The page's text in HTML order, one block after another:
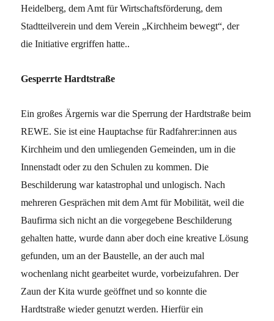
Heidelberg, dem Amt für Wirtschaftsförderung, dem
Stadtteilverein und dem Verein „Kirchheim bewegt“, der
die Initiative ergriffen hatte..
Gesperrte Hardtstraße
Ein großes Ärgernis war die Sperrung der Hardtstraße beim
REWE. Sie ist eine Hauptachse für Radfahrer:innen aus
Kirchheim und den umliegenden Gemeinden, um in die
Innenstadt oder zu den Schulen zu kommen. Die
Beschilderung war katastrophal und unlogisch. Nach
mehreren Gesprächen mit dem Amt für Mobilität, weil die
Baufirma sich nicht an die vorgegebene Beschilderung
gehalten hatte, wurde dann aber doch eine kreative Lösung
gefunden, um an der Baustelle, an der auch mal
wochenlang nicht gearbeitet wurde, vorbeizufahren. Der
Zaun der Kita wurde geöffnet und so konnte die
Hardtstraße wieder genutzt werden. Hierfür ein